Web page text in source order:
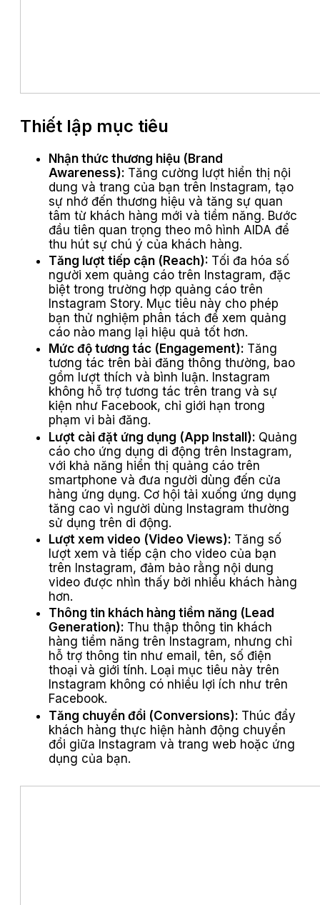
Thiết lập mục tiêu
Nhận thức thương hiệu (Brand
Awareness): Tăng cường lượt hiển thị nội
dung và trang của bạn trên Instagram, tạo
sự nhớ đến thương hiệu và tăng sự quan
tâm từ khách hàng mới và tiềm năng. Bước
đầu tiên quan trọng theo mô hình AIDA để
thu hút sự chú ý của khách hàng.
Tăng lượt tiếp cận (Reach): Tối đa hóa số
người xem quảng cáo trên Instagram, đặc
biệt trong trường hợp quảng cáo trên
Instagram Story. Mục tiêu này cho phép
bạn thử nghiệm phân tách để xem quảng
cáo nào mang lại hiệu quả tốt hơn.
Mức độ tương tác (Engagement): Tăng
tương tác trên bài đăng thông thường, bao
gồm lượt thích và bình luận. Instagram
không hỗ trợ tương tác trên trang và sự
kiện như Facebook, chỉ giới hạn trong
phạm vi bài đăng.
Lượt cài đặt ứng dụng (App Install): Quảng
cáo cho ứng dụng di động trên Instagram,
với khả năng hiển thị quảng cáo trên
smartphone và đưa người dùng đến cửa
hàng ứng dụng. Cơ hội tải xuống ứng dụng
tăng cao vì người dùng Instagram thường
sử dụng trên di động.
Lượt xem video (Video Views): Tăng số
lượt xem và tiếp cận cho video của bạn
trên Instagram, đảm bảo rằng nội dung
video được nhìn thấy bởi nhiều khách hàng
hơn.
Thông tin khách hàng tiềm năng (Lead
Generation): Thu thập thông tin khách
hàng tiềm năng trên Instagram, nhưng chỉ
hỗ trợ thông tin như email, tên, số điện
thoại và giới tính. Loại mục tiêu này trên
Instagram không có nhiều lợi ích như trên
Facebook.
Tăng chuyển đổi (Conversions): Thúc đẩy
khách hàng thực hiện hành động chuyển
đổi giữa Instagram và trang web hoặc ứng
dụng của bạn.